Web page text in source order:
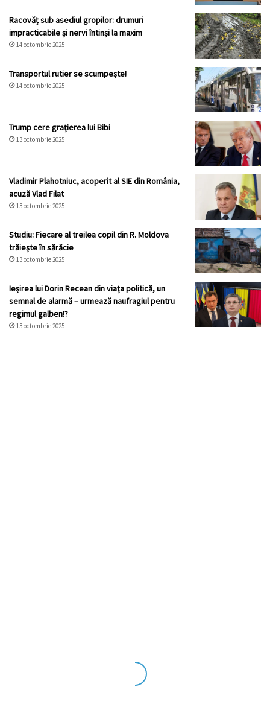
Racovăț sub asediul gropilor: drumuri
impracticabile și nervi întinși la maxim
14 octombrie 2025
Transportul rutier se scumpește!
14 octombrie 2025
Trump cere grațierea lui Bibi
13 octombrie 2025
Vladimir Plahotniuc, acoperit al SIE din România,
acuză Vlad Filat
13 octombrie 2025
Studiu: Fiecare al treilea copil din R. Moldova
trăiește în sărăcie
13 octombrie 2025
Ieșirea lui Dorin Recean din viața politică, un
semnal de alarmă – urmează naufragiul pentru
regimul galben!?
13 octombrie 2025